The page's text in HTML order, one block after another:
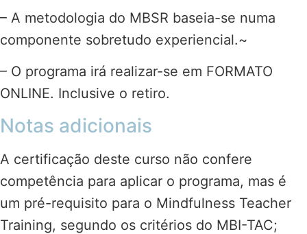
– A metodologia do MBSR baseia-se numa
componente sobretudo experiencial.~
– O programa irá realizar-se em FORMATO
ONLINE. Inclusive o retiro.
Notas adicionais
A certificação deste curso não confere
competência para aplicar o programa, mas é
um pré-requisito para o Mindfulness Teacher
Training, segundo os critérios do MBI-TAC;